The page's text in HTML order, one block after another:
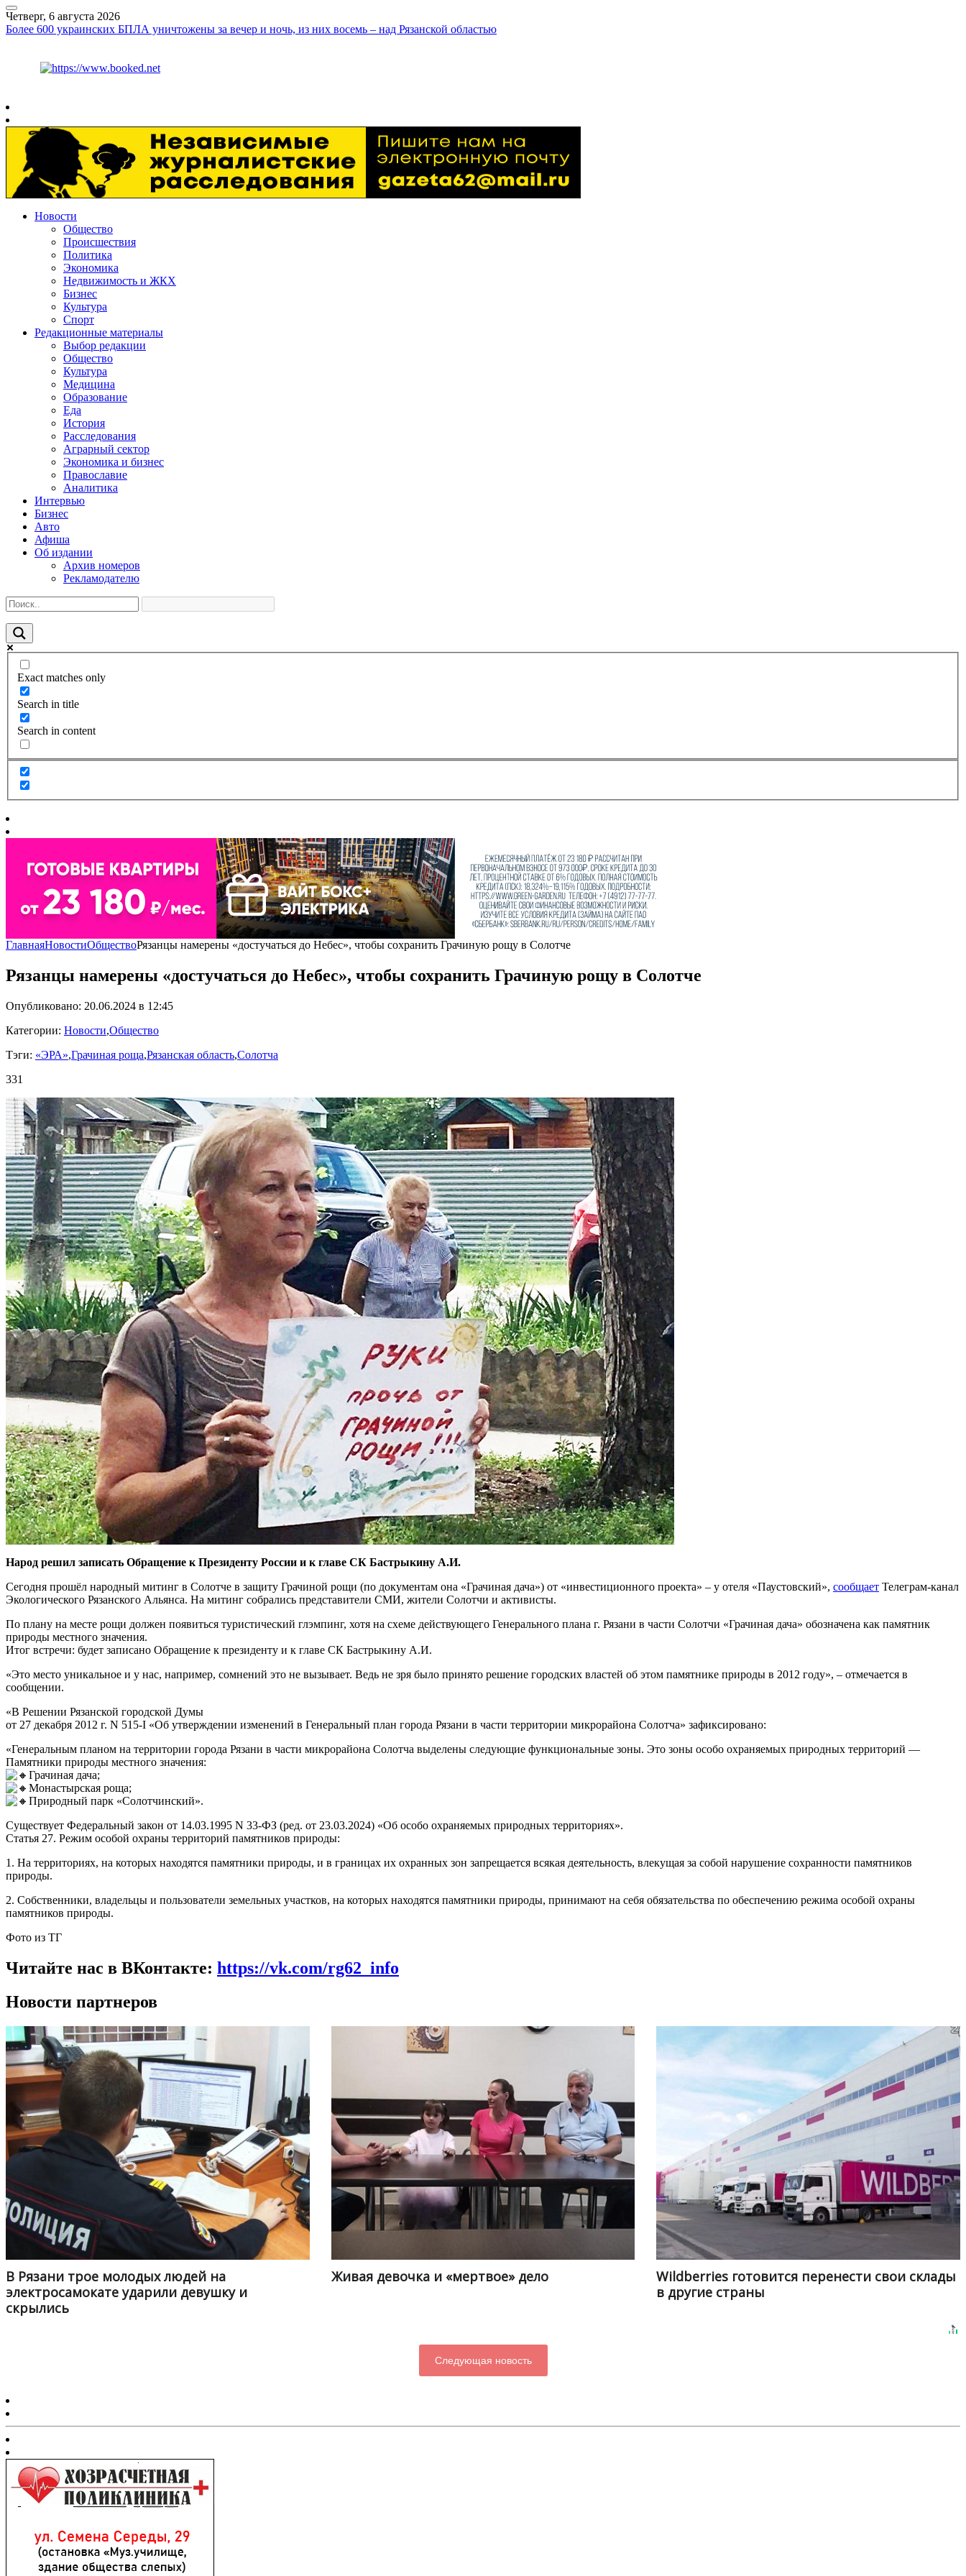
Четверг, 6 августа 2026
Более 600 украинских БПЛА уничтожены за вечер и ночь, из них восемь – над Рязанской областью
Новости
Общество
Происшествия
Политика
Экономика
Недвижимость и ЖКХ
Бизнес
Культура
Спорт
Редакционные материалы
Выбор редакции
Общество
Культура
Медицина
Образование
Еда
История
Расследования
Аграрный сектор
Экономика и бизнес
Православие
Аналитика
Интервью
Бизнес
Авто
Афиша
Об издании
Архив номеров
Рекламодателю
Exact matches only
Search in title
Search in content
ГлавнаяНовостиОбществоРязанцы намерены «достучаться до Небес», чтобы сохранить Грачиную рощу в Солотче
Рязанцы намерены «достучаться до Небес», чтобы сохранить Грачиную рощу в Солотче
Опубликовано: 20.06.2024 в 12:45
Категории: Новости,Общество
Тэги: «ЭРА»,Грачиная роща,Рязанская область,Солотча
331
Народ решил записать Обращение к Президенту России и к главе СК Бастрыкину А.И.
Сегодня прошёл народный митинг в Солотче в защиту Грачиной рощи (по документам она «Грачиная дача») от «инвестиционного проекта» – у отеля «Паустовский», сообщает Телеграм-канал
Экологического Рязанского Альянса. На митинг собрались представители СМИ, жители Солотчи и активисты.
По плану на месте рощи должен появиться туристический глэмпинг, хотя на схеме действующего Генерального плана г. Рязани в части Солотчи «Грачиная дача» обозначена как памятник
природы местного значения.
Итог встречи: будет записано Обращение к президенту и к главе СК Бастрыкину А.И.
«Это место уникальное и у нас, например, сомнений это не вызывает. Ведь не зря было принято решение городских властей об этом памятнике природы в 2012 году», – отмечается в
сообщении.
«В Решении Рязанской городской Думы
от 27 декабря 2012 г. N 515-I «Об утверждении изменений в Генеральный план города Рязани в части территории микрорайона Солотча» зафиксировано:
«Генеральным планом на территории города Рязани в части микрорайона Солотча выделены следующие функциональные зоны. Это зоны особо охраняемых природных территорий —
Памятники природы местного значения:
Грачиная дача;
Монастырская роща;
Природный парк «Солотчинский».
Существует Федеральный закон от 14.03.1995 N 33-ФЗ (ред. от 23.03.2024) «Об особо охраняемых природных территориях».
Статья 27. Режим особой охраны территорий памятников природы:
1. На территориях, на которых находятся памятники природы, и в границах их охранных зон запрещается всякая деятельность, влекущая за собой нарушение сохранности памятников
природы.
2. Собственники, владельцы и пользователи земельных участков, на которых находятся памятники природы, принимают на себя обязательства по обеспечению режима особой охраны
памятников природы.
Фото из ТГ
Читайте нас в ВКонтакте: https://vk.com/rg62_info
Новости партнеров
В Рязани трое молодых людей на
электросамокате ударили девушку и
скрылись
Живая девочка и «мертвое» дело
Wildberries готовится перенести свои склады
в другие страны
Следующая новость